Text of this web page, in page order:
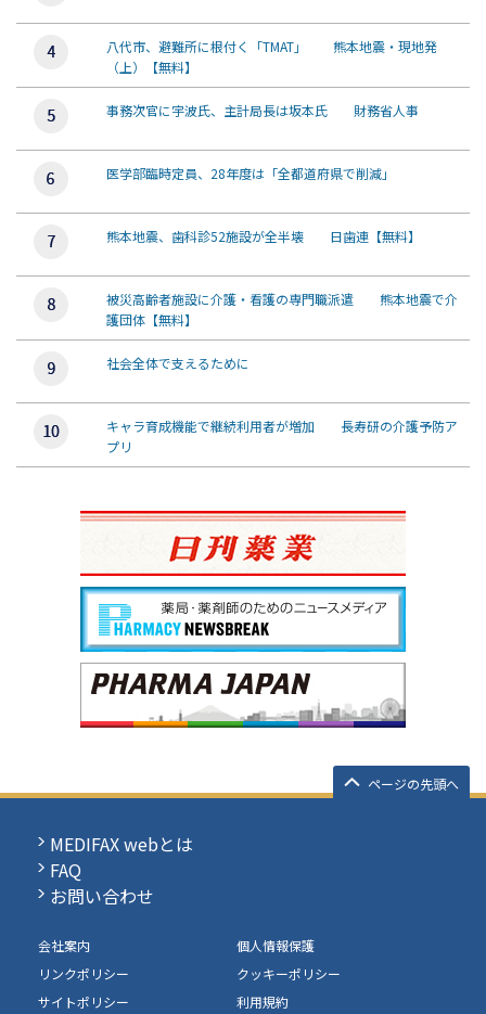
八代市、避難所に根付く「TMAT」 熊本地震・現地発
（上）【無料】
事務次官に宇波氏、主計局長は坂本氏 財務省人事
医学部臨時定員、28年度は「全都道府県で削減」
熊本地震、歯科診52施設が全半壊 日歯連【無料】
被災高齢者施設に介護・看護の専門職派遣 熊本地震で介
護団体【無料】
社会全体で支えるために
キャラ育成機能で継続利用者が増加 長寿研の介護予防ア
プリ
ページの先頭へ
MEDIFAX webとは
FAQ
お問い合わせ
会社案内
個人情報保護
リンクポリシー
クッキーポリシー
サイトポリシー
利用規約